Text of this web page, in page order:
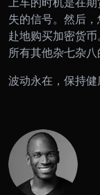
失的信号。然后
赴地购买加密货
所有其他杂七杂
波动永在，保持健